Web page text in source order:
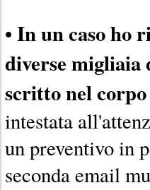
• In un caso ho
diverse migliaia
scritto nel
intestata
un preventivo in
seconda email